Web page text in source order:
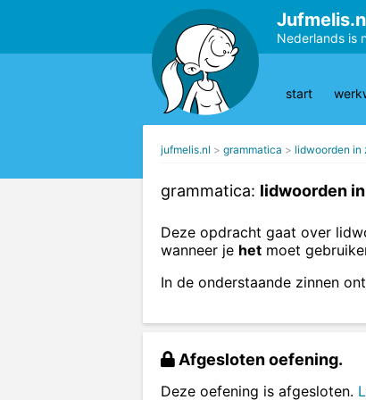
Nederlands is
start
jufmelis.nl grammatica lidwoorden in
grammatica: lidwoorden
Deze opdracht gaat over
wanneer je het moet
In de onderstaande zinnen
Afgesloten oefening.
Deze oefening is afgesloten.